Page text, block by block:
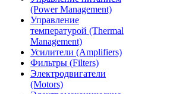
(Power Management)
Управление
температурой (Thermal
Management)
Усилители (Amplifiers)
Фильтры (Filters)
Электродвигатели
(Motors)